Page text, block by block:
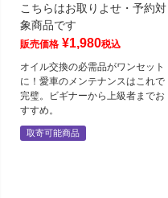
こちらはお取りよせ・予約対
象商品です
販売価格 ¥1,980税込
オイル交換の必需品がワンセット
に！愛車のメンテナンスはこれで
完璧。ビギナーから上級者までお
すすめ。
取寄可能商品